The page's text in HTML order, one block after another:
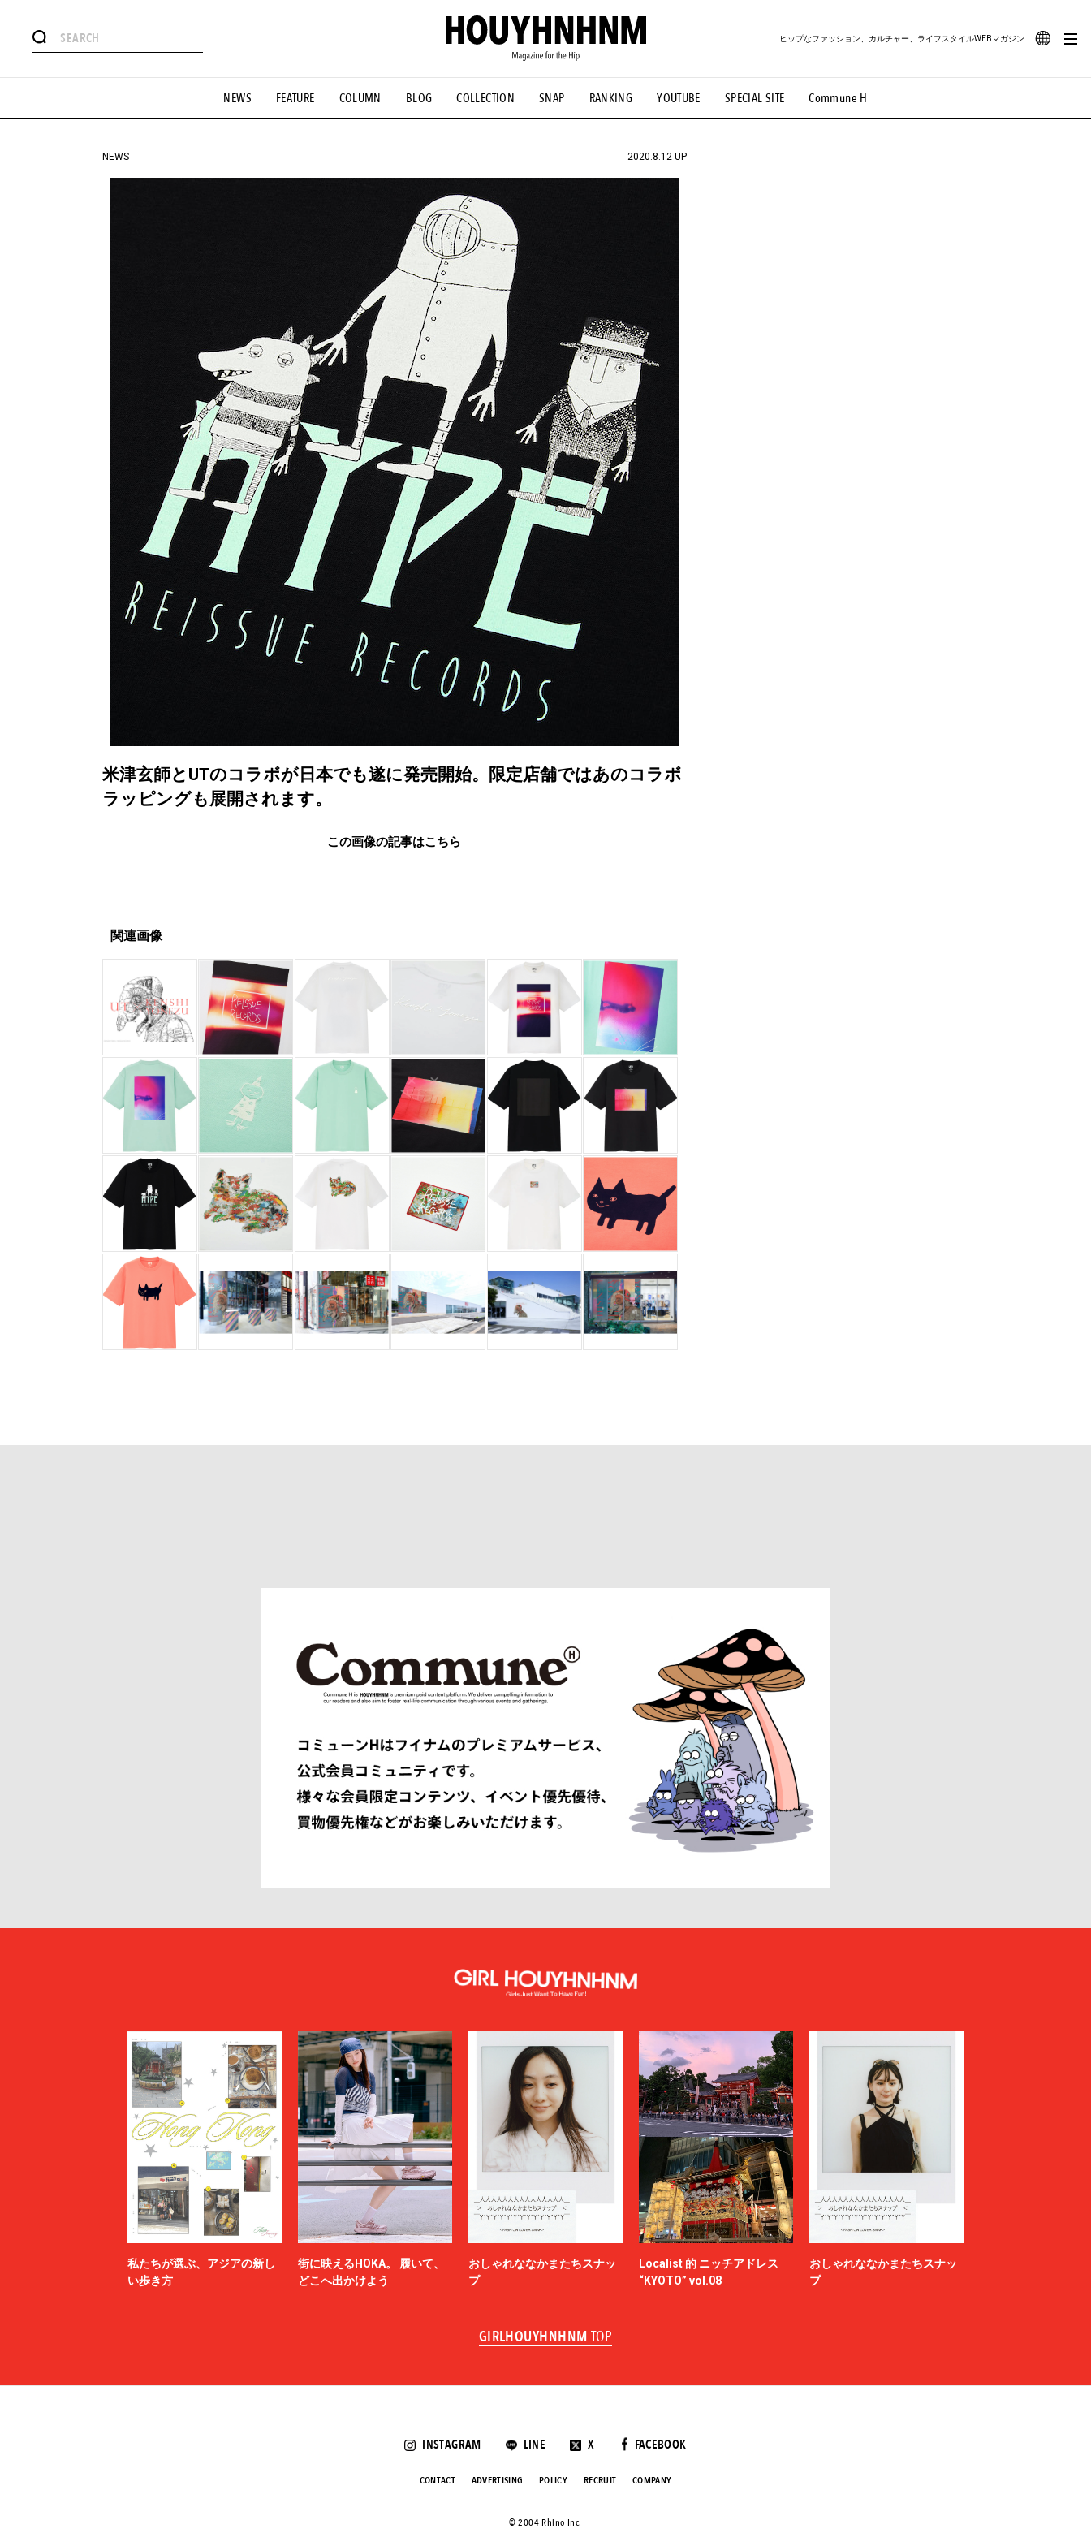
NEWS FEATURE COLUMN BLOG COLLECTION SNAP RANKING YOUTUBE SPECIAL SITE Commune H
ヒップなファッション、カルチャー、ライフスタイルWEBマガジン
#憧れの逸品 #ESSENTIAL DESIGNS #古着サミット #NEW VINTAGE #マイナーグッド図鑑 #路地裏てぃーん。 #MONTHLY JOURNAL
#GH 銘品の所以 #フイナムのYouTube #Commune H #FOCUS IT #AH.H #ととけん #FASHION #MUSIC #MOVIE #LIFESTYLE #SNEAKER #OUTDOOR
#HANDSOME HANDBOOK
NEWS 2020.8.12 UP
米津玄師とUTのコラボが日本でも遂に発売開始。限定店舗ではあのコラボ
ラッピングも展開されます。
この画像の記事はこちら
関連画像
私たちが選ぶ、アジアの新し
い歩き方
街に映えるHOKA。 履いて、
どこへ出かけよう
おしゃれななかまたちスナッ
プ
Localist 的 ニッチアドレス
“KYOTO” vol.08
おしゃれななかまたちスナッ
プ
GIRLHOUYHNHNM TOP
INSTAGRAM LINE X FACEBOOK
CONTACT ADVERTISING POLICY RECRUIT COMPANY
©️ 2004 Rhino Inc.